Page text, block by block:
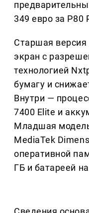
349 евро за P80
Старшая
экран с
технологией
бумагу и
Внутри —
7400 Elite и
Младшая
MediaTek
оперативной
ГБ и батареей